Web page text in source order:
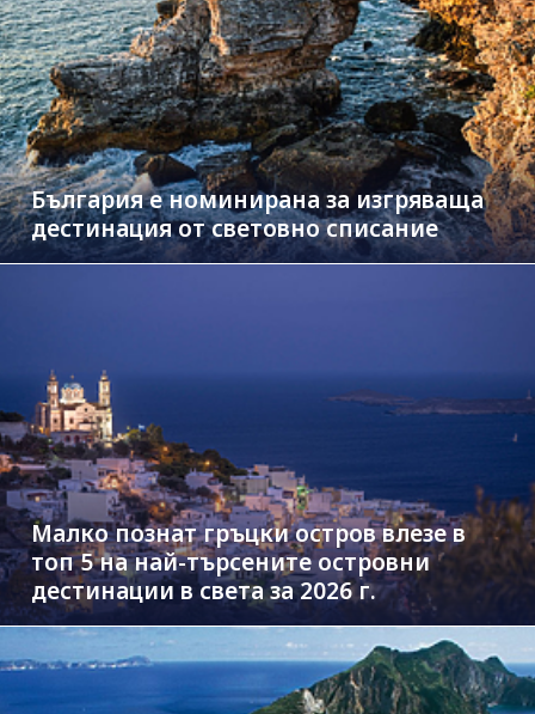
България е номинирана за изгряваща
дестинация от световно списание
Малко познат гръцки остров влезе в
топ 5 на най-търсените островни
дестинации в света за 2026 г.